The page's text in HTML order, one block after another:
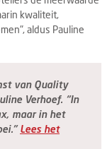
kwaliteit,
aldus Pauline
van Quality
Verhoef. “In
maar in het
Lees het